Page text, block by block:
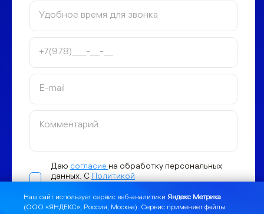
Даю согласиена обработку персональных
данных. С Политикой
Наш сайт использует сервис веб-аналитики Яндекс Метрика
(ООО «ЯНДЕКС», Россия, Москва). Сервис применяет файлы